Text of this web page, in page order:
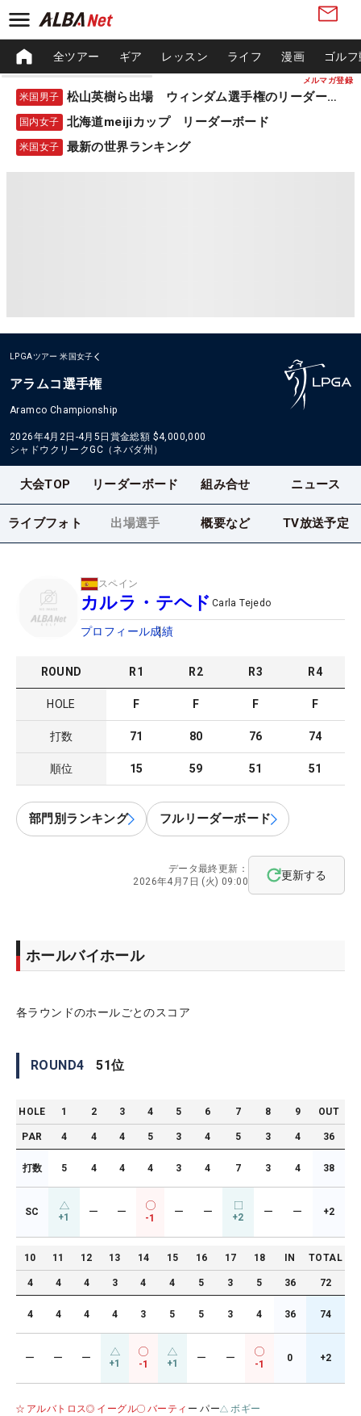
メルマガ登録
全ツアー ギア レッスン ライフ 漫画 ゴル
米国男子 松山英樹ら出場 ウィンダム選手権のリーダーボード
国内女子 北海道meijiカップ リーダーボード
米国女子 最新の世界ランキング
LPGAツアー 米国女子
アラムコ選手権
Aramco Championship
2026年4月2日-4月5日 賞金総額 $4,000,000
シャドウクリークGC（ネバダ州）
大会TOP リーダーボード 組み合せ ニュース
ライブフォト 出場選手 概要など TV放送予定
スペイン
カルラ・テヘド Carla Tejedo
プロフィール成績
ROUND R1 R2 R3 R4
HOLE F F F F
打数 71 80 76 74
順位 15 59 51 51
部門別ランキング フルリーダーボード
データ最終更新：
2026年4月7日 (火) 09:00
更新する
ホールバイホール
各ラウンドのホールごとのスコア
ROUND4 51位
HOLE 1 2 3 4 5 6 7 8 9 OUT
PAR 4 4 4 5 3 4 5 3 4 36
打数 5 4 4 4 3 4 7 3 4 38
SC +1 ー ー
-1
ー ー +2 ー ー +2
10 11 12 13 14 15 16 17 18 IN TOTAL
4 4 4 3 4 4 5 3 5 36 72
4 4 4 4 3 5 5 3 4 36 74
ー ー ー +1 -1 +1 ー ー
-1
0 +2
アルバトロス イーグル バーティ ー パー ボギー